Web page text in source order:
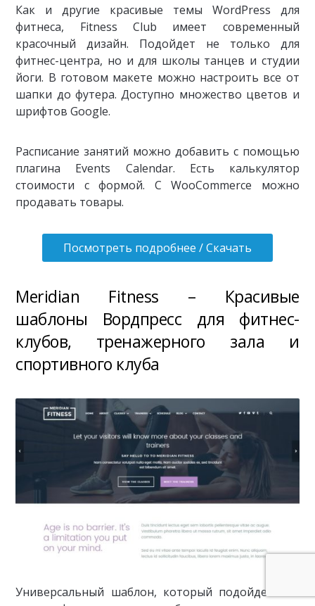
Как и другие красивые темы WordPress для
фитнеса, Fitness Club имеет современный
красочный дизайн. Подойдет не только для
фитнес-центра, но и для школы танцев и студии
йоги. В готовом макете можно настроить все от
шапки до футера. Доступно множество цветов и
шрифтов Google.
Расписание занятий можно добавить с помощью
плагина Events Calendar. Есть калькулятор
стоимости с формой. С WooCommerce можно
продавать товары.
Посмотреть подробнее / Скачать
Meridian Fitness – Красивые
шаблоны Вордпресс для фитнес-
клубов, тренажерного зала и
спортивного клуба
Универсальный шаблон, который подойдет как